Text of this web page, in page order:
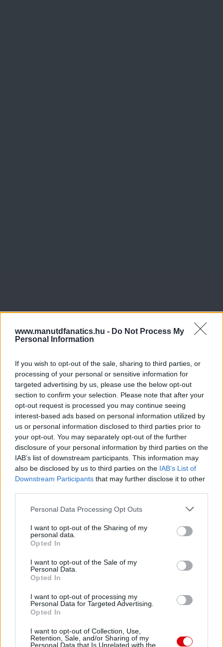
www.manutdfanatics.hu - Do Not Process My
Personal Information
If you wish to opt-out of the sale, sharing to third parties, or
processing of your personal or sensitive information for
targeted advertising by us, please use the below opt-out
section to confirm your selection. Please note that after your
opt-out request is processed you may continue seeing
interest-based ads based on personal information utilized by
us or personal information disclosed to third parties prior to
your opt-out. You may separately opt-out of the further
disclosure of your personal information by third parties on the
IAB’s list of downstream participants. This information may
also be disclosed by us to third parties on the IAB’s List of
Downstream Participants that may further disclose it to other
Please note that this website/app uses one or more Google
not limited to your visit or usage behaviour. You may click to
grant or deny consent to Google and its third-party tags to
use your data for below specified purposes in below Google
consent section.
Personal Data Processing Opt Outs
I want to opt-out of the Sharing of my
personal data.
Opted In
I want to opt-out of the Sale of my
Personal Data.
Opted In
I want to opt-out of processing my
Personal Data for Targeted Advertising.
Opted In
I want to opt-out of Collection, Use,
Retention, Sale, and/or Sharing of my
Personal Data that Is Unrelated with the